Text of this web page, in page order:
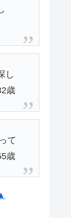
し
歳
て
歳